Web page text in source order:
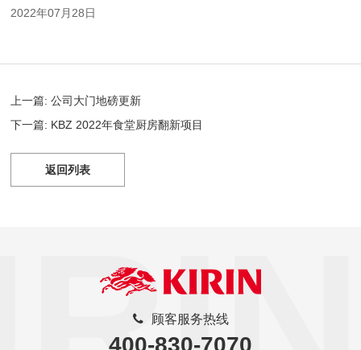
2022年07月28日
上一篇: 公司大门地磅更新
下一篇: KBZ 2022年食堂厨房翻新项目
返回列表
顾客服务热线